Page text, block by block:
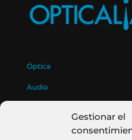
Gestionar el
Óptica
Audio